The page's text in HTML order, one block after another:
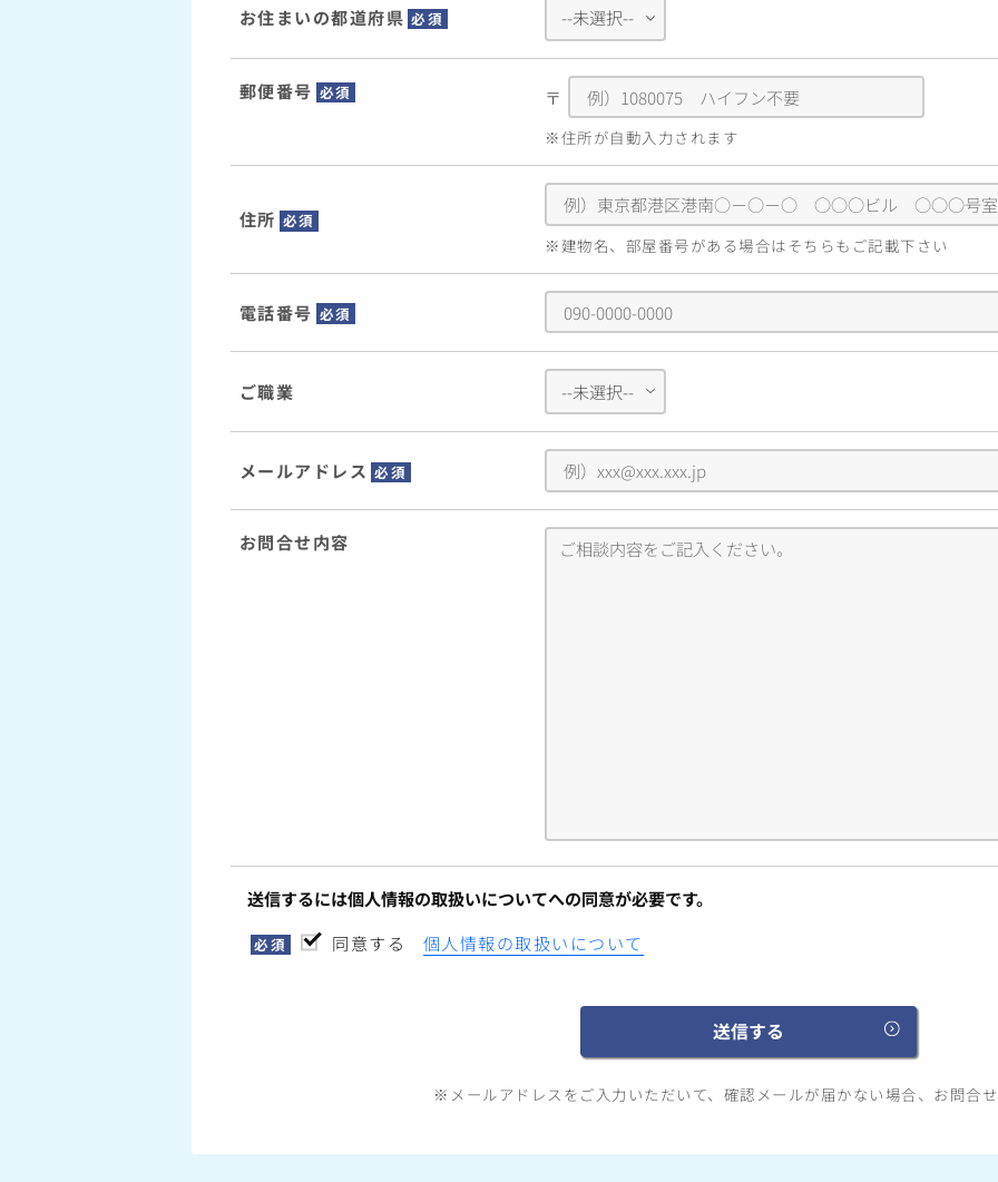
お住まいの都道府県 必須
郵便番号 必須 〒
※住所が自動入力されます
住所 必須
※建物名、部屋番号がある場合はそちらもご記載下さい
電話番号 必須
ご職業
メールアドレス 必須
お問合せ内容
送信するには個人情報の取扱いについてへの同意が必要です。
必須 同意する 個人情報の取扱いについて
※メールアドレスをご入力いただいて、確認メールが届かない場合、お問合